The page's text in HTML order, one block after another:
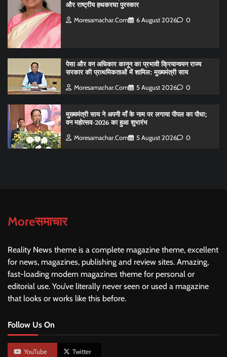
और राष्ट्रीय हथकरघा पुरस्कार
Moresamachar.com 6 August 2026 0
पेसा और वन अधिकार कानून का प्रभावी क्रियान्वयन राज्य
सरकार की प्राथमिकताओं में शामिल: मुख्यमंत्री साय
Moresamachar.com 5 August 2026 0
मुख्यमंत्री साय ने अपनी माँ के नाम पर लगाया पीपल का पौधा;
वन महोत्सव-2026 का हुआ शुभारंभ
Moresamachar.com 5 August 2026 0
Moreसमाचार
Reality News theme is a complete magazine theme, excellent
for news, magazines, publishing and review sites. Amazing,
fast-loading modern magazines theme for personal or
editorial use. You’ve literally never seen or used a magazine
that looks or works like this before.
Follow Us On
YouTube Twitter